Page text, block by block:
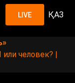
LIVE ҚАЗ
человек? |